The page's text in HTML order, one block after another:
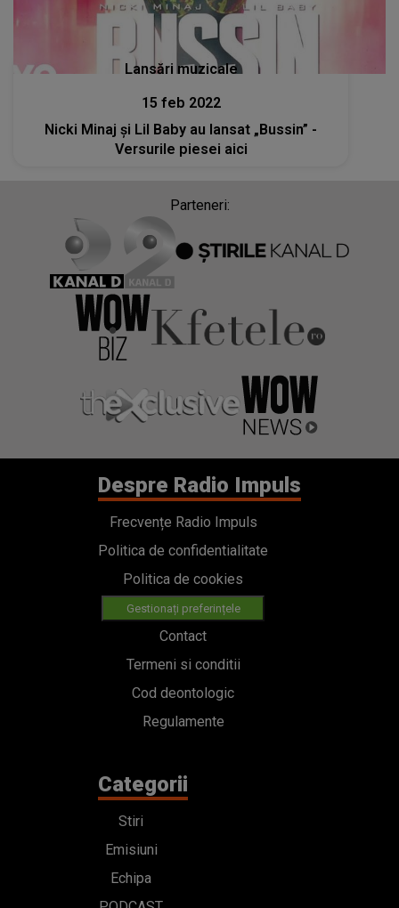
Lansări muzicale
15 feb 2022
Nicki Minaj și Lil Baby au lansat „Bussin” -
Versurile piesei aici
Parteneri:
Despre Radio Impuls
Frecvențe Radio Impuls
Politica de confidentialitate
Politica de cookies
Gestionați preferințele
Contact
Termeni si conditii
Cod deontologic
Regulamente
Categorii
Stiri
Emisiuni
Echipa